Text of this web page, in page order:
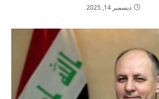
ديسمبر 14, 2025